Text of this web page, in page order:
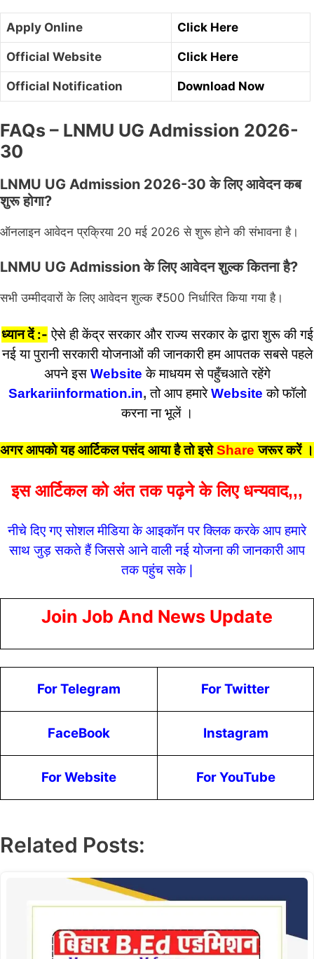
Apply Online Click Here
Official Website Click Here
Official Notification Download Now
FAQs – LNMU UG Admission 2026-
30
LNMU UG Admission 2026-30 के लिए आवेदन कब
शुरू होगा?
ऑनलाइन आवेदन प्रक्रिया 20 मई 2026 से शुरू होने की संभावना है।
LNMU UG Admission के लिए आवेदन शुल्क कितना है?
सभी उम्मीदवारों के लिए आवेदन शुल्क ₹500 निर्धारित किया गया है।
ध्यान दें :- ऐसे ही केंद्र सरकार और राज्य सरकार के द्वारा शुरू की गई
नई या पुरानी सरकारी योजनाओं की जानकारी हम आपतक सबसे पहले
अपने इसWebsite के माधयम से पहुँचआते रहेंगे
Sarkariinformation.in,तो आप हमारेWebsiteको फॉलो
करना ना भूलें ।
अगर आपको यह आर्टिकल पसंद आया है तो इसेShare जरूर करें ।
इस आर्टिकल को अंत तक पढ़ने के लिए धन्यवाद,,,
नीचे दिए गए सोशल मीडिया के आइकॉन पर क्लिक करके आप हमारे
साथ जुड़ सकते हैं जिससे आने वाली नई योजना की जानकारी आप
तक पहुंच सके |
Join Job And News Update
For Telegram For Twitter
FaceBook Instagram
For Website For YouTube
Related Posts: